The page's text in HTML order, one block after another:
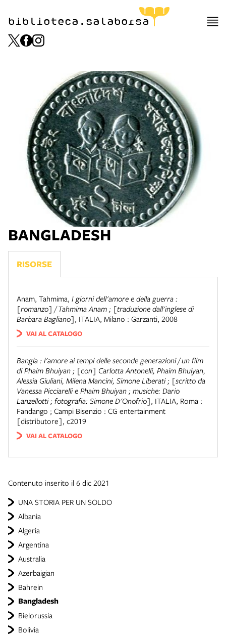
biblioteca.salaborsa
UNA STORIA PER UN SOLDO
Albania
Algeria
Argentina
Australia
Azerbaigian
Bahrein
Bangladesh
Bielorussia
Bolivia
BANGLADESH
RISORSE
Anam, Tahmima, I giorni dell'amore e della guerra :
[romanzo] / Tahmima Anam ; [traduzione dall'inglese di
Barbara Bagliano], ITALIA, Milano : Garzanti, 2008
VAI AL CATALOGO
Bangla : l'amore ai tempi delle seconde generazioni / un film
di Phaim Bhuiyan ; [con] Carlotta Antonelli, Phaim Bhuiyan,
Alessia Giuliani, Milena Mancini, Simone Liberati ; [scritto da
Vanessa Picciarelli e Phaim Bhuiyan ; musiche: Dario
Lanzellotti ; fotografia: Simone D'Onofrio], ITALIA, Roma :
Fandango ; Campi Bisenzio : CG entertainment
[distributore], c2019
VAI AL CATALOGO
Contenuto inserito il 6 dic 2021